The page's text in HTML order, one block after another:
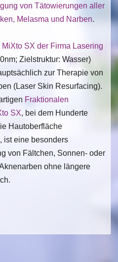
von Tätowierungen aller
Melasma und Narben.
SX der Firma Lasering
Zielstruktur: Wasser)
zur Therapie von
(Laser Skin Resurfacing).
Fraktionalen
SX, bei dem Hunderte
Hautoberfläche
ist eine besonders
von Fältchen, Sonnen- oder
ohne längere